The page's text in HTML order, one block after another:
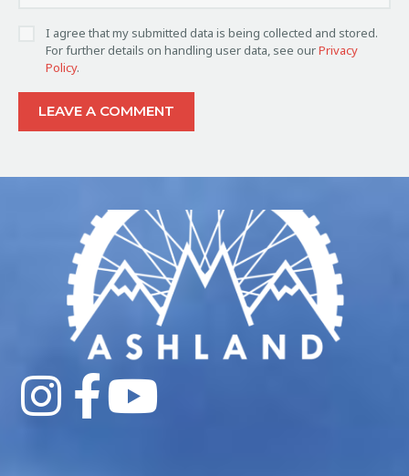
I agree that my submitted data is being collected and stored.
For further details on handling user data, see ourPrivacy
Policy.